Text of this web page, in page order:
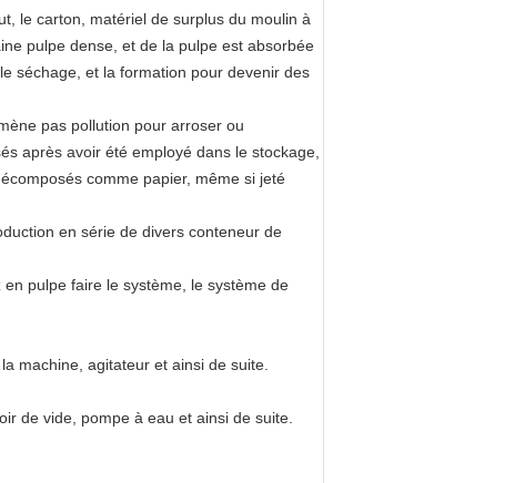
le carton, matériel de surplus du moulin à
pulpe dense, et de la pulpe est absorbée
séchage, et la formation pour devenir des
pas pollution pour arroser ou
après avoir été employé dans le stockage,
comme papier, même si jeté
en série de divers conteneur de
pulpe faire le système, le système de
machine, agitateur et ainsi de suite.
de vide, pompe à eau et ainsi de suite.